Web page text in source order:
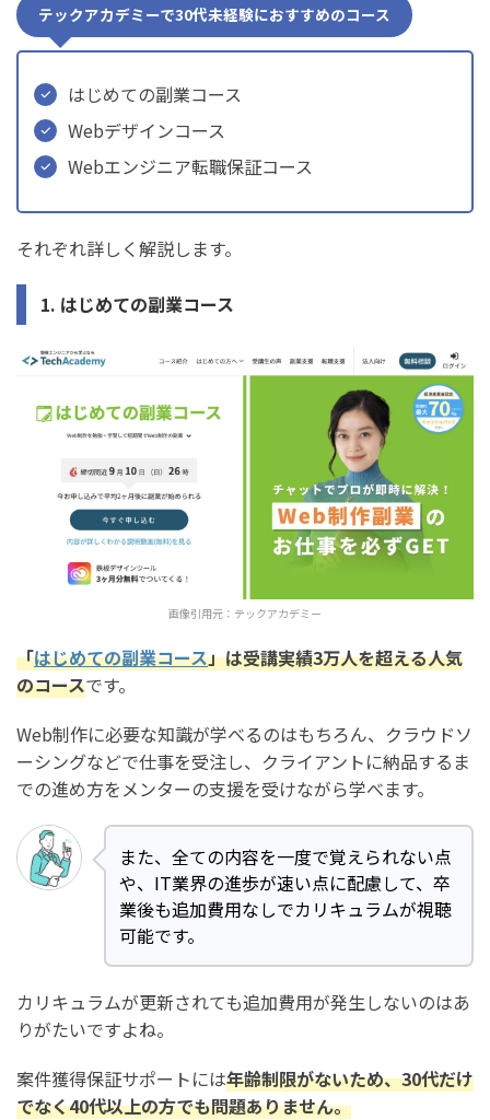
テックアカデミーで30代未経験におすすめのコース
はじめての副業コース
Webデザインコース
Webエンジニア転職保証コース
それぞれ詳しく解説します。
1. はじめての副業コース
画像引用元： テックアカデミー
「はじめての副業コース」は受講実績3万人を超える人気
のコースです。
Web制作に必要な知識が学べるのはもちろん、クラウドソ
ーシングなどで仕事を受注し、クライアントに納品するま
での進め方をメンターの支援を受けながら学べます。
また、全ての内容を一度で覚えられない点
や、IT業界の進歩が速い点に配慮して、卒
業後も追加費用なしでカリキュラムが視聴
可能です。
カリキュラムが更新されても追加費用が発生しないのはあ
りがたいですよね。
案件獲得保証サポートには年齢制限がないため、30代だけ
でなく40代以上の方でも問題ありません。